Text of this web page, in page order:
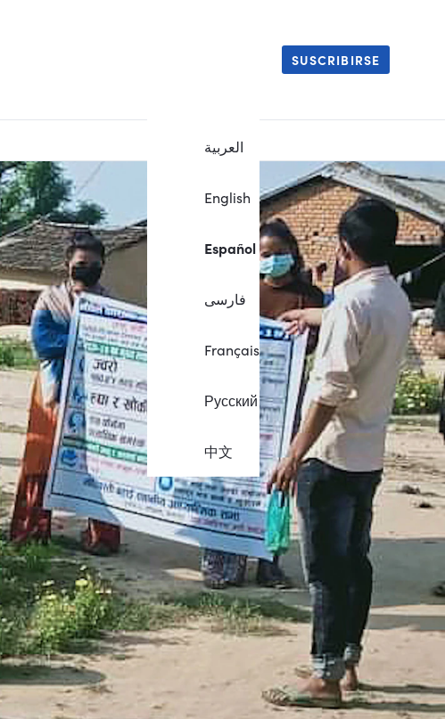
العربية
English
Español
فارسی
Français
Русский
中文
SUSCRIBIRSE